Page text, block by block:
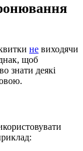
не виходячи
щоб
знати деякі